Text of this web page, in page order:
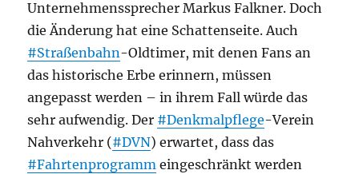
Unternehmenssprecher Markus Falkner. Doch
die Änderung hat eine Schattenseite. Auch
#Straßenbahn-Oldtimer, mit denen Fans an
das historische Erbe erinnern, müssen
angepasst werden – in ihrem Fall würde das
sehr aufwendig. Der #Denkmalpflege-Verein
Nahverkehr (#DVN) erwartet, dass das
#Fahrtenprogramm eingeschränkt werden